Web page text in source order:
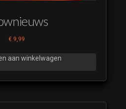
€ 9,99
aan winkelwagen